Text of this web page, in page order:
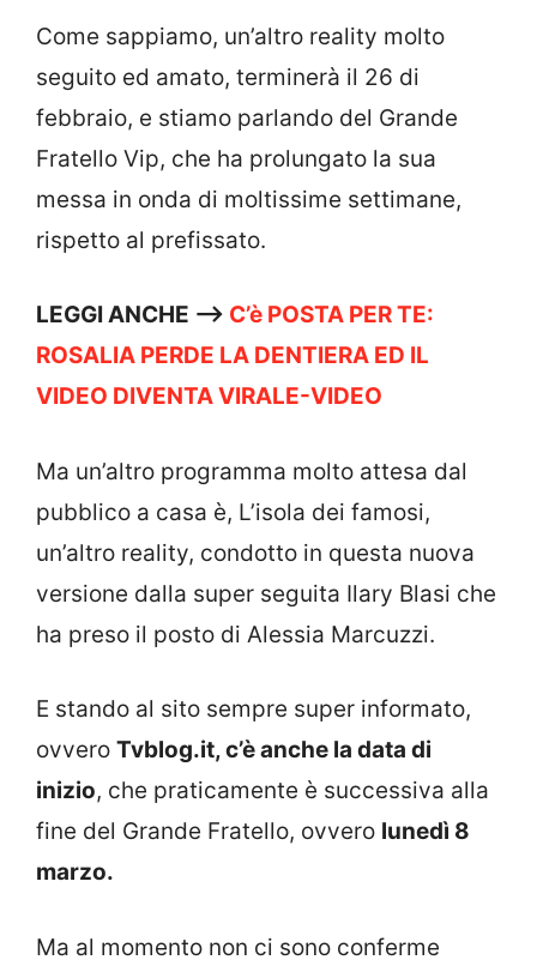
Come sappiamo, un’altro reality molto
seguito ed amato, terminerà il 26 di
febbraio, e stiamo parlando del Grande
Fratello Vip, che ha prolungato la sua
messa in onda di moltissime settimane,
rispetto al prefissato.
LEGGI ANCHE —-> C’è POSTA PER TE:
ROSALIA PERDE LA DENTIERA ED IL
VIDEO DIVENTA VIRALE-VIDEO
Ma un’altro programma molto attesa dal
pubblico a casa è, L’isola dei famosi,
un’altro reality, condotto in questa nuova
versione dalla super seguita Ilary Blasi che
ha preso il posto di Alessia Marcuzzi.
E stando al sito sempre super informato,
ovvero Tvblog.it, c’è anche la data di
inizio, che praticamente è successiva alla
fine del Grande Fratello, ovvero lunedì 8
marzo.
Ma al momento non ci sono conferme